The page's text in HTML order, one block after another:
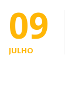
09
JULHO